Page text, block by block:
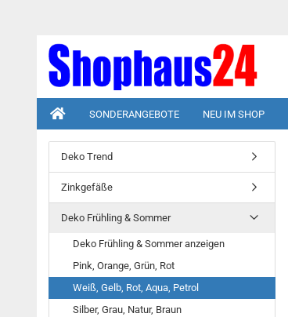
SONDERANGEBOTE NEU IM SHOP
Deko Trend
Zinkgefäße
Deko Frühling & Sommer
Deko Frühling & Sommer anzeigen
Pink, Orange, Grün, Rot
Weiß, Gelb, Rot, Aqua, Petrol
Silber, Grau, Natur, Braun